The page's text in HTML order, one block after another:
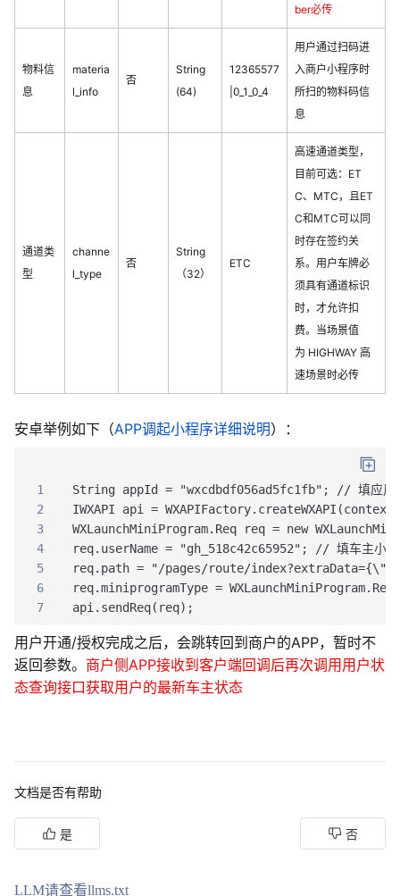
ber必传
物料信
息
materia
l_info
否
String
(64)
12365577
|0_1_0_4
用户通过扫码进
入商户小程序时
所扫的物料码信
息
通道类
型
channe
l_type
否
String
（32）
ETC
高速通道类型，
目前可选：ET
C、MTC ，且ET
C和MTC可以同
时存在签约关
系。用户车牌必
须具有通道标识
时，才允许扣
费。当场景值
为 HIGHWAY 高
速场景时必传
安卓举例如下（APP调起小程序详细说明）：
1
String appId = "wxcdbdf056ad5fc1fb"; // 填应用
2
IWXAPI api =
3
WXLaunchMiniProgram.Req req = new
4
req.userName = "gh_518c42c65952"; // 填车主小程
5
req.path = "/pages/route/
6
req.miniprogramType =
7
api.sendReq(req);
用户开通/授权完成之后，会跳转回到商户的APP，暂时不
返回参数。 商户侧APP接收到客户端回调后再次调用用户状
态查询接口获取用户的最新车主状态
文档是否有帮助
是 否
LLM请查看llms.txt